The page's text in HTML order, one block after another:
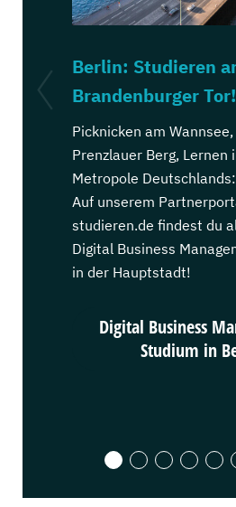
Berlin: Studieren
Brandenburger Tor!
Picknicken am
Prenzlauer Berg, Lernen
Metropole Deutschlands:
Auf unserem
studieren.de findest du
Digital Business
in der Hauptstadt!
Digital Business
Studium in